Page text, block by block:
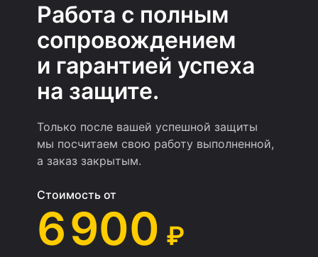
Работа с полным
сопровождением
и гарантией успеха
на защите.
Только после вашей успешной защиты
мы посчитаем свою работу выполненной,
а заказ закрытым.
Стоимость от
6 900 ₽